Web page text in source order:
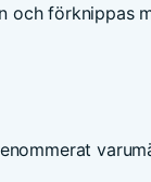
och förknippas